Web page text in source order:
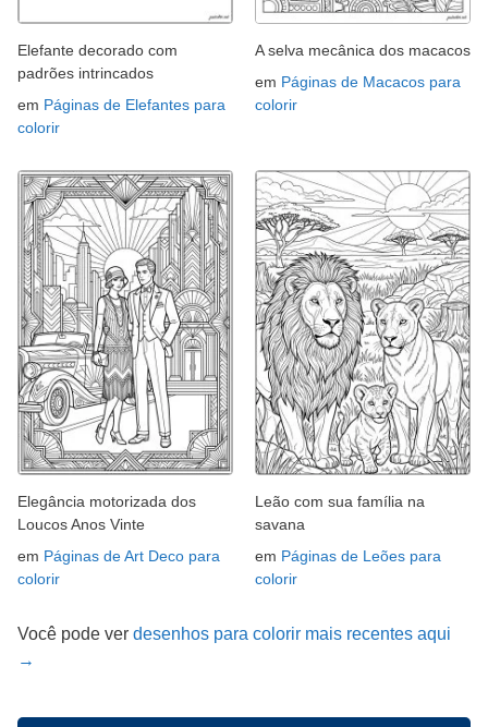
Elefante decorado com
padrões intrincados
em Páginas de Elefantes para
colorir
A selva mecânica dos macacos
em Páginas de Macacos para
colorir
Elegância motorizada dos
Loucos Anos Vinte
em Páginas de Art Deco para
colorir
Leão com sua família na
savana
em Páginas de Leões para
colorir
Você pode ver desenhos para colorir mais recentes aqui
→